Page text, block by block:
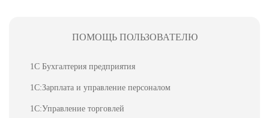
ПОМОЩЬ ПОЛЬЗОВАТЕЛЮ
1С Бухгалтерия предприятия
1С:Зарплата и управление персоналом
1С:Управление торговлей